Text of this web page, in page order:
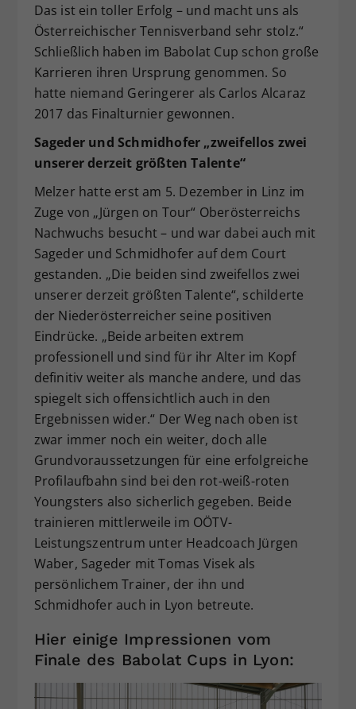
Das ist ein toller Erfolg – und macht uns als
Österreichischer Tennisverband sehr stolz.“
Schließlich haben im Babolat Cup schon große
Karrieren ihren Ursprung genommen. So
hatte niemand Geringerer als Carlos Alcaraz
2017 das Finalturnier gewonnen.
Sageder und Schmidhofer „zweifellos zwei
unserer derzeit größten Talente“
Melzer hatte erst am 5. Dezember in Linz im
Zuge von „Jürgen on Tour“ Oberösterreichs
Nachwuchs besucht – und war dabei auch mit
Sageder und Schmidhofer auf dem Court
gestanden. „Die beiden sind zweifellos zwei
unserer derzeit größten Talente“, schilderte
der Niederösterreicher seine positiven
Eindrücke. „Beide arbeiten extrem
professionell und sind für ihr Alter im Kopf
definitiv weiter als manche andere, und das
spiegelt sich offensichtlich auch in den
Ergebnissen wider.“ Der Weg nach oben ist
zwar immer noch ein weiter, doch alle
Grundvoraussetzungen für eine erfolgreiche
Profilaufbahn sind bei den rot-weiß-roten
Youngsters also sicherlich gegeben. Beide
trainieren mittlerweile im OÖTV-
Leistungszentrum unter Headcoach Jürgen
Waber, Sageder mit Tomas Visek als
persönlichem Trainer, der ihn und
Schmidhofer auch in Lyon betreute.
Hier einige Impressionen vom
Finale des Babolat Cups in Lyon: